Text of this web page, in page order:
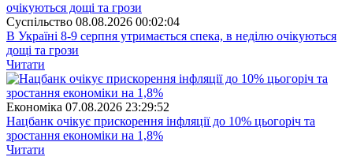
Суспiльство 08.08.2026 00:02:04
В Україні 8-9 серпня утримається спека, в неділю очікуються
дощі та грози
Читати
Економіка 07.08.2026 23:29:52
Нацбанк очікує прискорення інфляції до 10% цьогоріч та
зростання економіки на 1,8%
Читати